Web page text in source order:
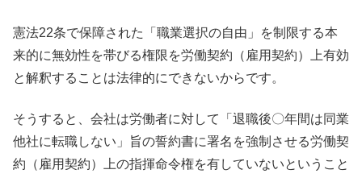
憲法22条で保障された「職業選択の自由」を制限する本
来的に無効性を帯びる権限を労働契約（雇用契約）上有効
と解釈することは法律的にできないからです。
そうすると、会社は労働者に対して「退職後〇年間は同業
他社に転職しない」旨の誓約書に署名を強制させる労働契
約（雇用契約）上の指揮命令権を有していないということ